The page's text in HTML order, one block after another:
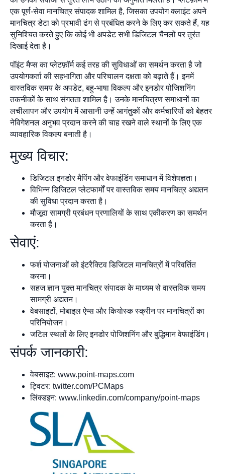
एक पूर्ण-सेवा मानचित्र संपादक शामिल है, जिसका उपयोग क्लाइंट अपने
मानचित्र डेटा को प्रभावी ढंग से प्रबंधित करने के लिए कर सकते हैं, यह
सुनिश्चित करते हुए कि कोई भी अपडेट सभी डिजिटल चैनलों पर तुरंत
दिखाई देता है।
पॉइंट मैप्स का प्लेटफ़ॉर्म कई तरह की सुविधाओं का समर्थन करता है जो
उपयोगकर्ता की सहभागिता और परिचालन दक्षता को बढ़ाते हैं। इनमें
वास्तविक समय के अपडेट, बहु-भाषा विकल्प और इनडोर पोजिशनिंग
तकनीकों के साथ संगतता शामिल है। उनके मानचित्रण समाधानों का
लचीलापन और उपयोग में आसानी उन्हें आगंतुकों और कर्मचारियों को बेहतर
नेविगेशनल अनुभव प्रदान करने की चाह रखने वाले स्थानों के लिए एक
व्यावहारिक विकल्प बनाती है।
मुख्य विचार:
डिजिटल इनडोर मैपिंग और वेफाइंडिंग समाधान में विशेषज्ञता।
विभिन्न डिजिटल प्लेटफार्मों पर वास्तविक समय मानचित्र अद्यतन
की सुविधा प्रदान करता है।
मौजूदा सामग्री प्रबंधन प्रणालियों के साथ एकीकरण का समर्थन
करता है।
सेवाएं:
फर्श योजनाओं को इंटरैक्टिव डिजिटल मानचित्रों में परिवर्तित
करना।
सहज ज्ञान युक्त मानचित्र संपादक के माध्यम से वास्तविक समय
सामग्री अद्यतन।
वेबसाइटों, मोबाइल ऐप्स और कियोस्क स्क्रीन पर मानचित्रों का
परिनियोजन।
जटिल स्थलों के लिए इनडोर पोजिशनिंग और बुद्धिमान वेफाइंडिंग।
संपर्क जानकारी:
वेबसाइट: www.point-maps.com
ट्विटर: twitter.com/PCMaps
लिंक्डइन: www.linkedin.com/company/point-maps